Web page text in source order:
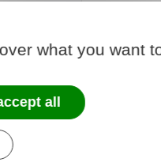
civil
what you want
all